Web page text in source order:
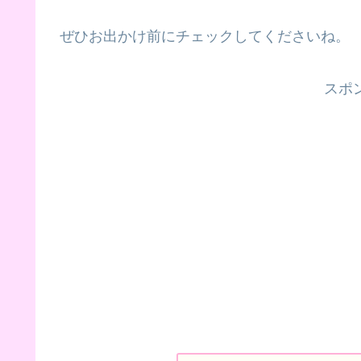
ぜひお出かけ前にチェックしてくださいね。
スポ